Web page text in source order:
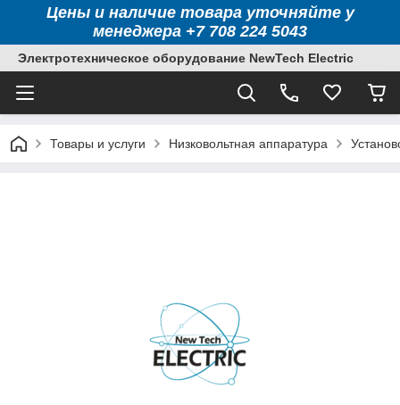
Цены и наличие товара уточняйте у
менеджера +7 708 224 5043
Электротехническое оборудование NewTech Electric
Товары и услуги Низковольтная аппаратура